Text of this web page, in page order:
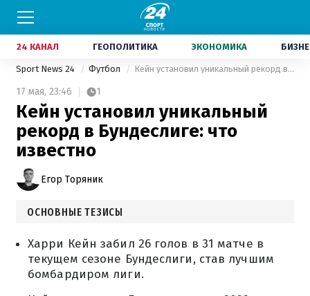
24 КАНАЛ ГЕОПОЛИТИКА ЭКОНОМИКА
Sport News 24 Футбол Кейн установил уникальный рекорд в Бундеслиге: что известно
17 мая, 23:46 1
Кейн установил уникальный
рекорд в Бундеслиге: что
известно
Егор Торяник
ОСНОВНЫЕ ТЕЗИСЫ
Харри Кейн забил 26 голов в 31 матче в
текущем сезоне Бундеслиги, став лучшим
бомбардиром лиги.